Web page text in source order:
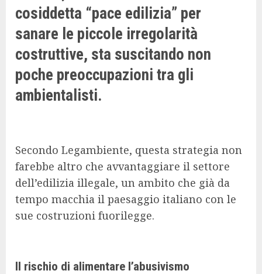
cosiddetta “pace edilizia” per
sanare le piccole irregolarità
costruttive, sta suscitando non
poche preoccupazioni tra gli
ambientalisti.
Secondo Legambiente, questa strategia non
farebbe altro che avvantaggiare il settore
dell’edilizia illegale, un ambito che già da
tempo macchia il paesaggio italiano con le
sue costruzioni fuorilegge.
Il rischio di alimentare l’abusivismo